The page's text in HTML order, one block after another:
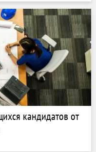
кандидатов от